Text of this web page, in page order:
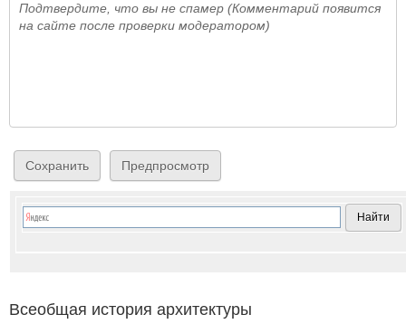
Подтвердите, что вы не спамер (Комментарий появится
на сайте после проверки модератором)
Всеобщая история архитектуры